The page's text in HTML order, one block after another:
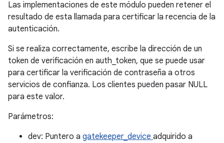
Las implementaciones de este módulo pueden retener el
resultado de esta llamada para certificar la recencia de la
autenticación.
Si se realiza correctamente, escribe la dirección de un
token de verificación en auth_token, que se puede usar
para certificar la verificación de contraseña a otros
servicios de confianza. Los clientes pueden pasar NULL
para este valor.
Parámetros:
dev: Puntero a gatekeeper_device adquirido a